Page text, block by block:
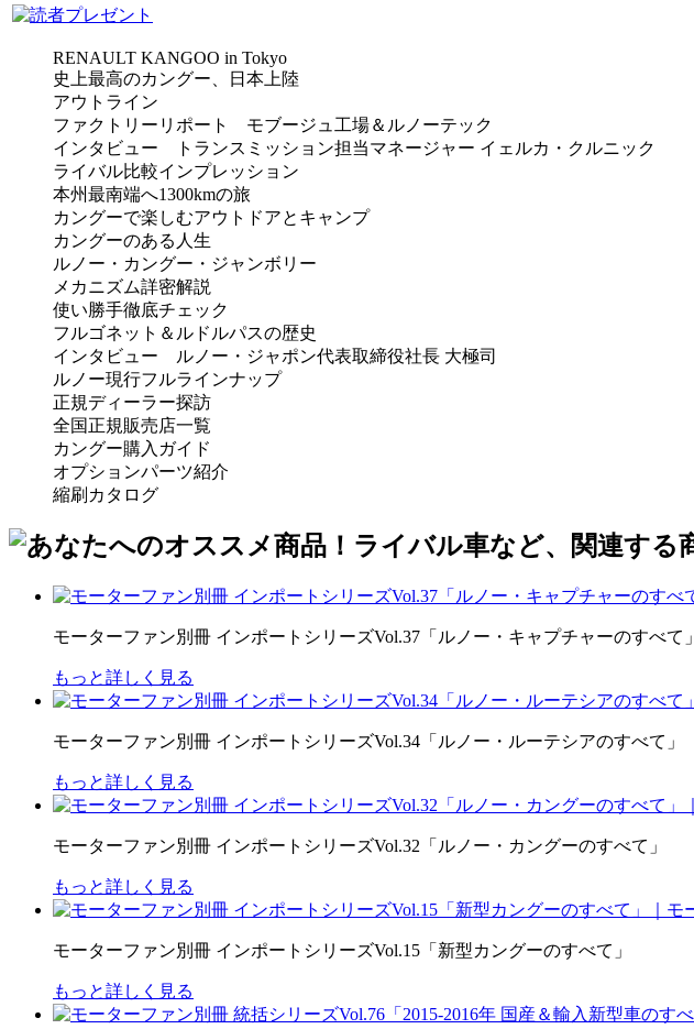
RENAULT KANGOO in Tokyo
史上最高のカングー、日本上陸
アウトライン
ファクトリーリポート モブージュ工場＆ルノーテック
インタビュー トランスミッション担当マネージャー イェルカ・クルニック
ライバル比較インプレッション
本州最南端へ1300kmの旅
カングーで楽しむアウトドアとキャンプ
カングーのある人生
ルノー・カングー・ジャンボリー
メカニズム詳密解説
使い勝手徹底チェック
フルゴネット＆ルドルパスの歴史
インタビュー ルノー・ジャポン代表取締役社長 大極司
ルノー現行フルラインナップ
正規ディーラー探訪
全国正規販売店一覧
カングー購入ガイド
オプションパーツ紹介
縮刷カタログ
モーターファン別冊 インポートシリーズVol.37「ルノー・キャプチャーのすべて」
もっと詳しく見る
モーターファン別冊 インポートシリーズVol.34「ルノー・ルーテシアのすべて」
もっと詳しく見る
モーターファン別冊 インポートシリーズVol.32「ルノー・カングーのすべて」
もっと詳しく見る
モーターファン別冊 インポートシリーズVol.15「新型カングーのすべて」
もっと詳しく見る